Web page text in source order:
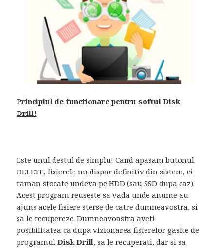
Principiul de functionare pentru softul Disk
Drill!
Este unul destul de simplu! Cand apasam butonul
DELETE, fisierele nu dispar definitiv din sistem, ci
raman stocate undeva pe HDD (sau SSD dupa caz).
Acest program reuseste sa vada unde anume au
ajuns acele fisiere sterse de catre dumneavostra, si
sa le recupereze. Dumneavoastra aveti
posibilitatea ca dupa vizionarea fisierelor gasite de
programulDisk Drill, sa le recuperati, dar si sa